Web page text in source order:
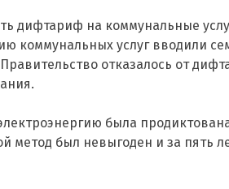
дифтариф на коммунальные
коммунальных услуг вводили
отказалось от
была
метод был невыгоден и за пять